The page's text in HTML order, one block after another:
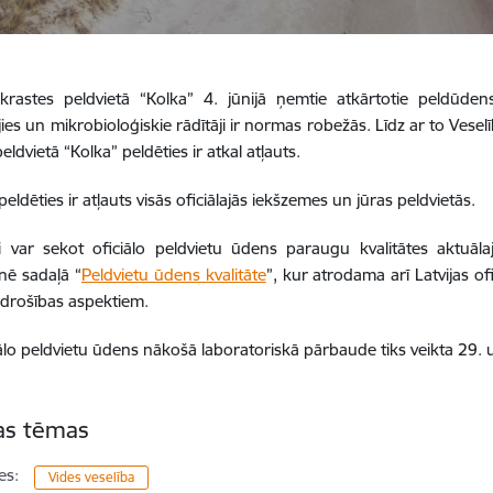
peldvietā “Kolka” 4. jūnijā ņemtie atkārtotie
un mikrobioloģiskie rādītāji ir normas robežās. Līdz ar to
“Kolka” peldēties ir atkal atļauts.
ir atļauts visās oficiālajās iekšzemes un jūras peldvietās.
var sekot oficiālo peldvietu ūdens paraugu kvalitātes
sadaļā “Peldvietu ūdens kvalitāte”, kur atrodama arī Latvijas
aspektiem.
peldvietu ūdens nākošā laboratoriskā pārbaude tiks veikta 29.
tēmas
Vides veselība